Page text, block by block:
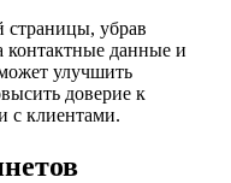
убрав
контактные данные и
улучшить
доверие к
с клиентами.